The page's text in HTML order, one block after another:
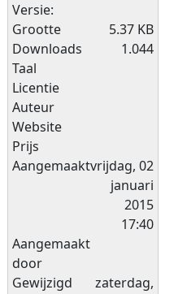
Versie:
Grootte
5.37 KB
Downloads
1.044
Taal
Licentie
Auteur
Website
Prijs
Aangemaaktvrijdag, 02
januari
2015
17:40
Aangemaakt
door
Gewijzigd
zaterdag,